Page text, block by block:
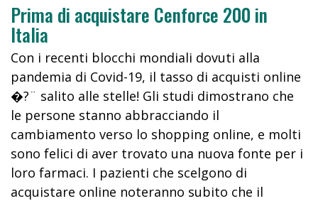
Prima di acquistare Cenforce 200 in
Italia
Con i recenti blocchi mondiali dovuti alla
pandemia di Covid-19, il tasso di acquisti online
�?¨ salito alle stelle! Gli studi dimostrano che
le persone stanno abbracciando il
cambiamento verso lo shopping online, e molti
sono felici di aver trovato una nuova fonte per i
loro farmaci. I pazienti che scelgono di
acquistare online noteranno subito che il